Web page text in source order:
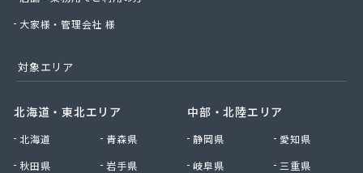
石井商店
石崎平八郎商店
赤羽根プロパンガス
赤羽燃料店
川津商店
川俣商販株式会社
早見商店
大家様・管理会社 様
対象エリア
北海道・東北エリア
北海道
青森県
秋田県
岩手県
中部・北陸エリア
静岡県
愛知県
岐阜県
三重県